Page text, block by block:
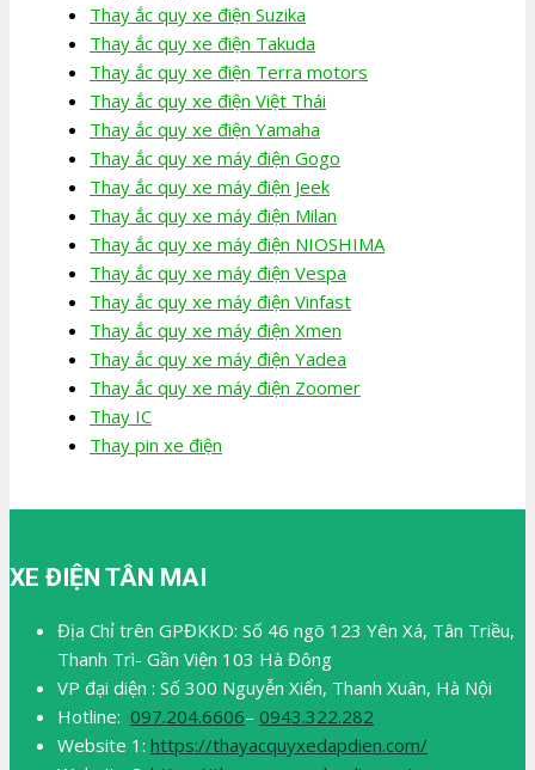
Thay ắc quy xe điện Suzika
Thay ắc quy xe điện Takuda
Thay ắc quy xe điện Terra motors
Thay ắc quy xe điện Việt Thái
Thay ắc quy xe điện Yamaha
Thay ắc quy xe máy điện Gogo
Thay ắc quy xe máy điện Jeek
Thay ắc quy xe máy điện Milan
Thay ắc quy xe máy điện NIOSHIMA
Thay ắc quy xe máy điện Vespa
Thay ắc quy xe máy điện Vinfast
Thay ắc quy xe máy điện Xmen
Thay ắc quy xe máy điện Yadea
Thay ắc quy xe máy điện Zoomer
Thay IC
Thay pin xe điện
XE ĐIỆN TÂN MAI
Địa Chỉ trên GPĐKKD: Số 46 ngõ 123 Yên Xá, Tân Triều,
Thanh Trì- Gần Viện 103 Hà Đông
VP đại diện : Số 300 Nguyễn Xiển, Thanh Xuân, Hà Nội
Hotline: 097.204.6606– 0943.322.282
Website 1: https://thayacquyxedapdien.com/